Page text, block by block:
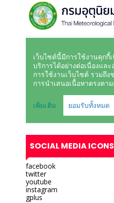
SOCIAL MEDIA ICONS
facebook
twitter
youtube
instagram
gplus